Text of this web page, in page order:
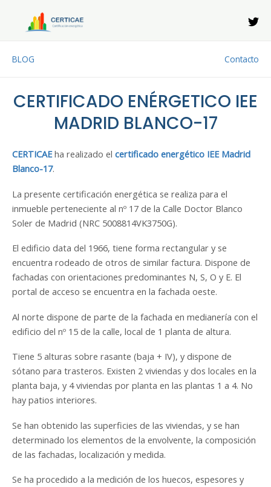
contenido
BLOG Contacto
CERTIFICADO ENÉRGETICO IEE
MADRID BLANCO-17
CERTICAEha realizado el certificado energético IEE Madrid
Blanco-17.
La presente certificación energética se realiza para el
inmueble perteneciente al nº 17 de la Calle Doctor Blanco
Soler de Madrid (NRC 5008814VK3750G).
El edificio data del 1966, tiene forma rectangular y se
encuentra rodeado de otros de similar factura. Dispone de
fachadas con orientaciones predominantes N, S, O y E. El
portal de acceso se encuentra en la fachada oeste.
Al norte dispone de parte de la fachada en medianería con el
edificio del nº 15 de la calle, local de 1 planta de altura.
Tiene 5 alturas sobre rasante (baja + IV), y dispone de
sótano para trasteros. Existen 2 viviendas y dos locales en la
planta baja, y 4 viviendas por planta en las plantas 1 a 4. No
hay patios interiores.
Se han obtenido las superficies de las viviendas, y se han
determinado los elementos de la envolvente, la composición
de las fachadas, localización y medida.
Se ha procedido a la medición de los huecos, espesores y